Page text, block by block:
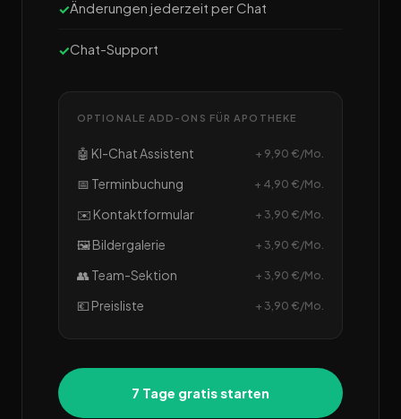
Änderungen jederzeit per Chat
Chat-Support
OPTIONALE ADD-ONS FÜR APOTHEKE
🤖 KI-Chat Assistent + 9,90 €/Mo.
📅 Terminbuchung + 4,90 €/Mo.
✉️ Kontaktformular + 3,90 €/Mo.
🖼️ Bildergalerie + 3,90 €/Mo.
👥 Team-Sektion + 3,90 €/Mo.
💶 Preisliste + 3,90 €/Mo.
7 Tage gratis starten